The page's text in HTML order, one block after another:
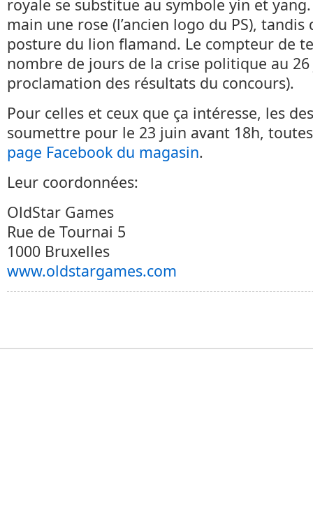
royale se substitue au symbole yin et
main une rose (l’ancien logo du PS),
posture du lion flamand. Le compteur de
nombre de jours de la crise politique au
proclamation des résultats du concours).
Pour celles et ceux que ça intéresse, les
soumettre pour le 23 juin avant 18h,
page Facebook du magasin.
Leur coordonnées:
OldStar Games
Rue de Tournai 5
1000 Bruxelles
www.oldstargames.com